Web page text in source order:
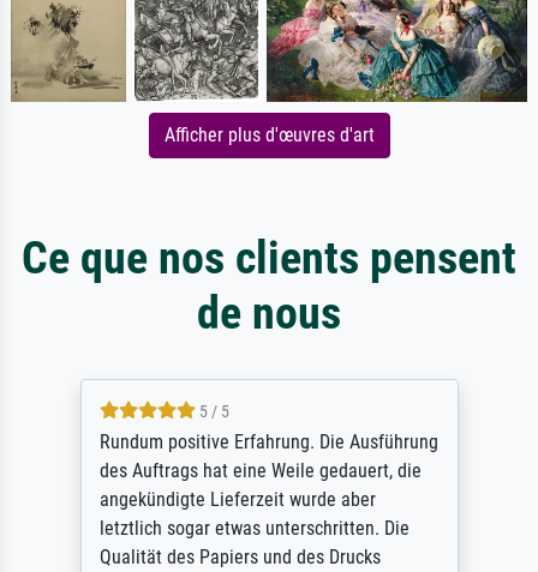
Afficher plus d'œuvres d'art
Ce que nos clients pensent
de nous
5 / 5
Rundum positive Erfahrung. Die Ausführung
des Auftrags hat eine Weile gedauert, die
angekündigte Lieferzeit wurde aber
letztlich sogar etwas unterschritten. Die
Qualität des Papiers und des Drucks